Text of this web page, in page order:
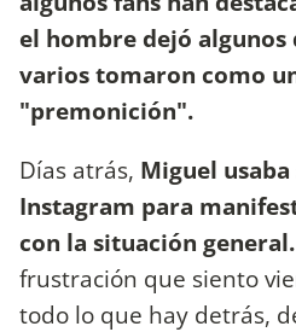
el hombre dejó algunos
varios tomaron como
"premonición".
Días atrás, Miguel
Instagram para
con la situación general.
frustración que siento
todo lo que hay detrás,